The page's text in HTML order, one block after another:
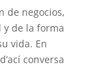
de negocios,
de la forma
vida. En
conversa